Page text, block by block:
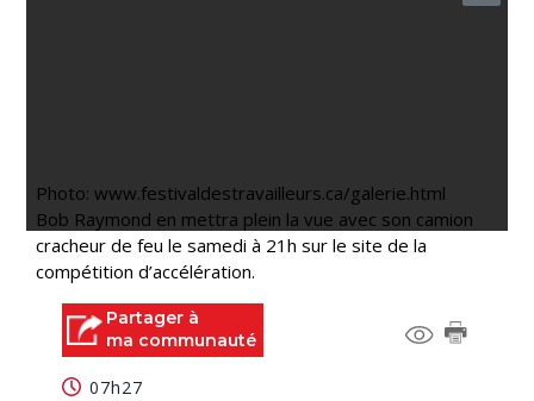
Photo: www.festivaldestravailleurs.ca/galerie.html
Bob Raymond en mettra plein la vue avec son camion
cracheur de feu le samedi à 21h sur le site de la
compétition d’accélération.
Partager à
ma communauté
07h27